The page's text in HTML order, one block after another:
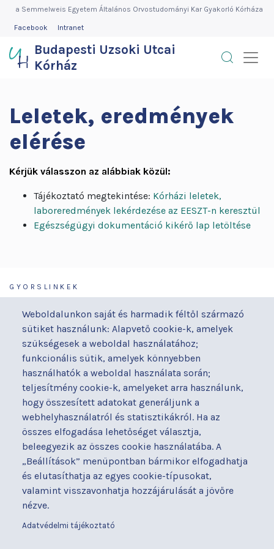
Budapesti
Uzsoki
Utcai
Ugrása Semmelweis Egyetem Általános Orvostudományi Kar Gyakorló Kórháza
Weboldalunkon saját és harmadik féltől származó
sütiket használunk: Alapvető cookie-k, amelyek
szükségesek a weboldal használatához;
funkcionális sütik, amelyek könnyebben
használhatók a weboldal használata során;
teljesítmény cookie-k, amelyeket arra használunk,
hogy összesített adatokat generáljunk a
webhelyhasználatról és statisztikákról. Ha az
összes elfogadása lehetőséget választja,
beleegyezik az összes cookie használatába. A
„Beállítások” menüpontban bármikor elfogadhatja
és elutasíthatja az egyes cookie-típusokat,
valamint visszavonhatja hozzájárulását a jövőre
nézve.
Adatvédelmi tájékoztató
MENÜ
Facebook Intranet
Budapesti Uzsoki Utcai
Kórház
Leletek, eredmények
elérése
Kérjük válasszon az alábbiak közül:
Tájékoztató megtekintése: Kórházi leletek,
laboreredmények lekérdezése az EESZT-n keresztül
Egészségügyi dokumentáció kikérő lap letöltése
a Semmelweis Egyetem Általános Orvostudományi Kar Gyakorló
GYORSLINKEK
Orvosaink
Osztályaink
Kapcsolat
Akadálymentesítési
nyilatkozat
Alapítványaink
Betegjogi képviselő
Címek és telefonszámok
Diagnosztika
Események
Gyermekmegőrző
Házirend
Hírek
Parkolás
Térítéses ellátás
Videógaléria
Visszajelzések
Várólista
Közérdekű adatok